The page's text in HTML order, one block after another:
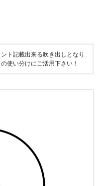
ト記載出来る吹き出しとなり
使い分けにご活用下さい！